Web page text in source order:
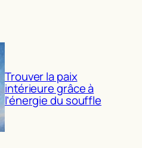
Trouver la paix
intérieure grâce à
l’énergie du souffle